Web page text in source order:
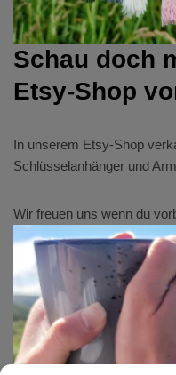
Schau doch
Etsy-Shop
In unserem Etsy-Shop
Schlüsselanhänger und
Wir freuen uns wenn du